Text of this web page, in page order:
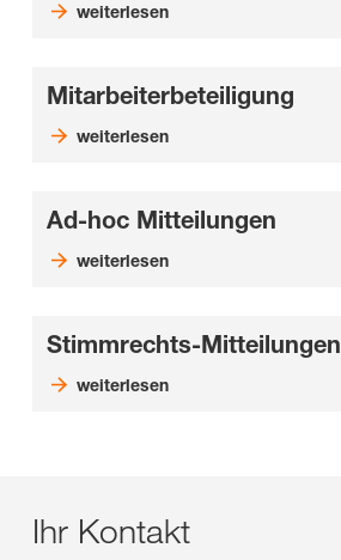
weiterlesen
Mitarbeiterbeteiligung
weiterlesen
Ad-hoc Mitteilungen
weiterlesen
Stimmrechts-Mitteilungen
weiterlesen
Ihr Kontakt